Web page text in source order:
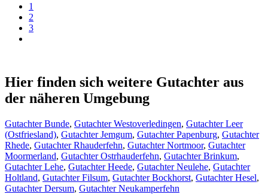
1
2
3
Hier finden sich weitere Gutachter aus
der näheren Umgebung
Gutachter Bunde, Gutachter Westoverledingen, Gutachter Leer
(Ostfriesland), Gutachter Jemgum, Gutachter Papenburg, Gutachter
Rhede, Gutachter Rhauderfehn, Gutachter Nortmoor, Gutachter
Moormerland, Gutachter Ostrhauderfehn, Gutachter Brinkum,
Gutachter Lehe, Gutachter Heede, Gutachter Neulehe, Gutachter
Holtland, Gutachter Filsum, Gutachter Bockhorst, Gutachter Hesel,
Gutachter Dersum, Gutachter Neukamperfehn